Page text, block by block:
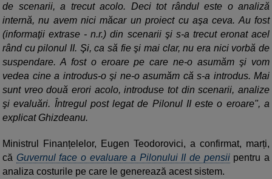
de scenarii, a trecut acolo. Deci tot rândul este o analiză
internă, nu avem nici măcar un proiect cu aşa ceva. Au fost
(informaţii extrase - n.r.) din scenarii şi s-a trecut eronat acel
rând cu pilonul II. Şi, ca să fie şi mai clar, nu era nici vorbă de
suspendare. A fost o eroare pe care ne-o asumăm şi vom
vedea cine a introdus-o şi ne-o asumăm că s-a introdus. Mai
sunt vreo două erori acolo, introduse tot din scenarii, analize
şi evaluări. Întregul post legat de Pilonul II este o eroare", a
explicat Ghizdeanu.
Ministrul Finanțelelor, Eugen Teodorovici, a confirmat, marți,
că Guvernul face o evaluare a Pilonului II de pensiipentru a
analiza costurile pe care le generează acest sistem.